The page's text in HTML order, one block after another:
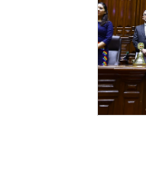
Youtube: